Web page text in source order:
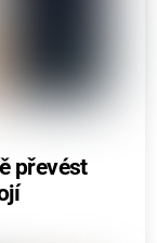
převést